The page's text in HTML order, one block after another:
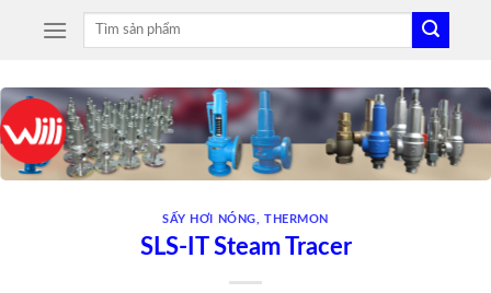
Tìm
SẤY HƠI NÓNG THERMON
SLS-IT Steam Tracer